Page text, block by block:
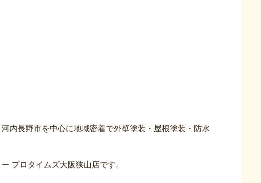
内長野市を中心に地域密着で外壁塗装・屋根塗装・防水
プロタイムズ大阪狭山店です。